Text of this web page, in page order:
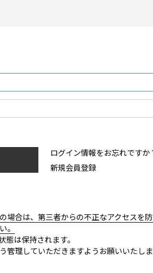
ログイン情報をお忘れですか
新規会員登録
場合は、第三者からの不正なアクセスを
。
は保持されます。
管理していただきますようお願いいたし